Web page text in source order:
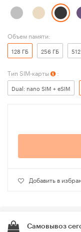
Объем памяти:
128 ГБ 256 ГБ
Тип SIM-карты :
Dual: nano SIM + eSIM
Добавить в
Самовывоз